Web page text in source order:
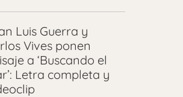
Luis Guerra y
Vives ponen
a ‘Buscando el
Letra completa y